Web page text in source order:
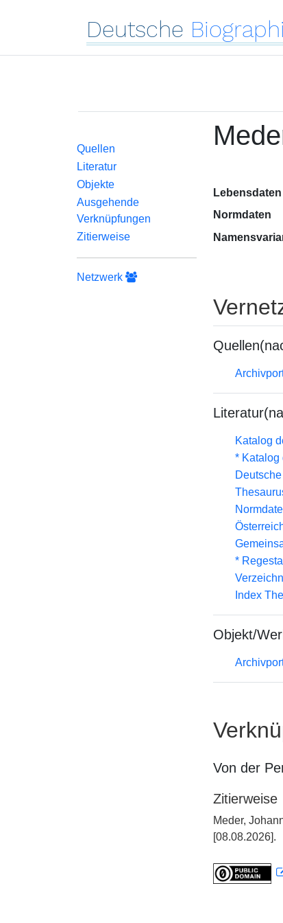
Deutsche
Quellen
Literatur
Objekte
Ausgehende
Verknüpfungen
Zitierweise
Netzwerk
Lebensdaten
Normdaten
Katalog
* Katalog
*
Index
Objekt/
Von der
Zitierweise
Meder,
[08.08.2026].